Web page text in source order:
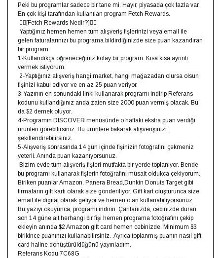
Peki bu programlar sadece bir tane mi. Hayır, piyasada çok fazla var.
En çok kişi tarafından kullanılan program Fetch Rewards. ⁣
⁣ 👇🏻[Fetch Rewards Nedir?]👇🏻⁣
⁣ Yaptığınız hemen hemen tüm alışveriş fişlerinizi veya email ile
gelen faturalarınızı bu programa bildirdiğinizde size puan kazandıran
bir program.⁣ ⁣
1-Kullandıkça öğreneceğiniz kolay bir program. Kısa kısa ayrıntı
vermek istiyorum. ⁣
⁣ 2-Yaptığınız alışveriş hangi market, hangi mağazadan olursa olsun
fişinizi kabul ediyor ve en az 25 puan veriyor.⁣ ⁣
3-Yazının en sonundaki linki kullanarak programı indirip Referans
kodunu kullandığınız anda zaten size 2000 puan vermiş olacak. Bu
da $2 demek oluyor.⁣ ⁣
4-Programın DISCOVER menüsünde o haftaki ekstra puan verdiği
ürünleri görebilirsiniz. Bu ürünlere bakarak alışverişinizi
şekillendirebilirsiniz.⁣ ⁣
5-Alışveriş sonrasında 14 gün içinde fişinizin fotoğrafını çekmeniz
yeterli. Anında puan kazanıyorsunuz.⁣
⁣ Bizim evde tüm alışveriş fişleri mutfakta bir yerde toplanıyor. Bende
bu programı kullanarak fişlerin fotoğrafını müsait oldukca çekiyorum.
Biriken puanlar Amazon, Panera Bread,Dunkin Donuts,Target gibi
firmaların gift kartı olarak size gönderiliyor. Gift kart oluşturunca size
email ile digital olarak geliyor ve hemen o an kullanabiliyorsunuz.⁣ ⁣
Bu yazıyı okuyunca, programı indirin. Çantanızda, cebinizde duran
son 14 güne ait herhangi bir fişi hemen programa fotoğrafını çekip
ekleyin anında $2 Amazon gift card hemen cebinizde. Minimum $3
birikince puanınızı kullanabilirsiniz.⁣ ⁣ Ayrıca toplanmış puanın nasıl gift
card haline dönüştürüldüğünü yayınladım.
Referans Kodu 7C68G